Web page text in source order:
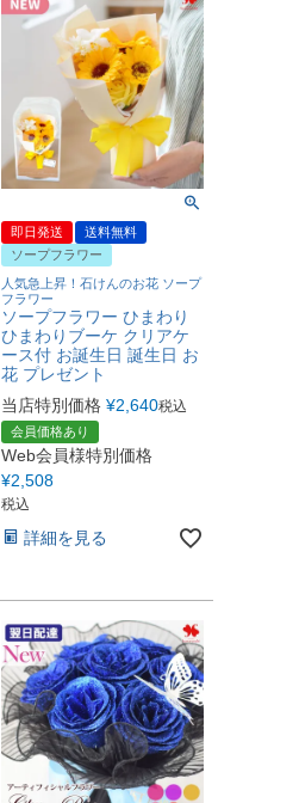
即日発送
送料無料
ソープフラワー
人気急上昇！石けんのお花 ソープ
フラワー
ソープフラワー ひまわり
ひまわりブーケ クリアケ
ース付 お誕生日 誕生日 お
花 プレゼント
当店特別価格 ¥2,640税込
会員価格あり
Web会員様特別価格
¥2,508
税込
詳細を見る